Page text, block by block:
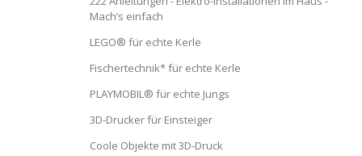
Mach’s einfach
LEGO® für echte Kerle
Fischertechnik* für echte Kerle
PLAYMOBIL® für echte Jungs
3D-Drucker für Einsteiger
Coole Objekte mit 3D-Druck